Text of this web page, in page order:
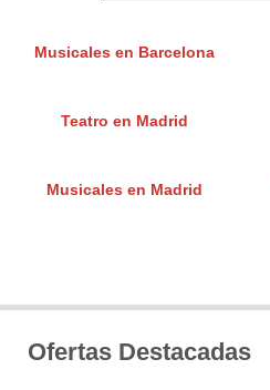
Musicales en Barcelona
Teatro en Madrid
Musicales en Madrid
Ofertas Destacadas